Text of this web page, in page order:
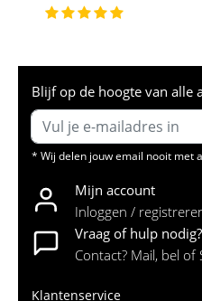
Blijf op de hoogte van alle
* Wij delen jouw email nooit met
Mijn account
Inloggen /
Vraag of hulp nodig?
Contact? Mail, bel
Klantenservice